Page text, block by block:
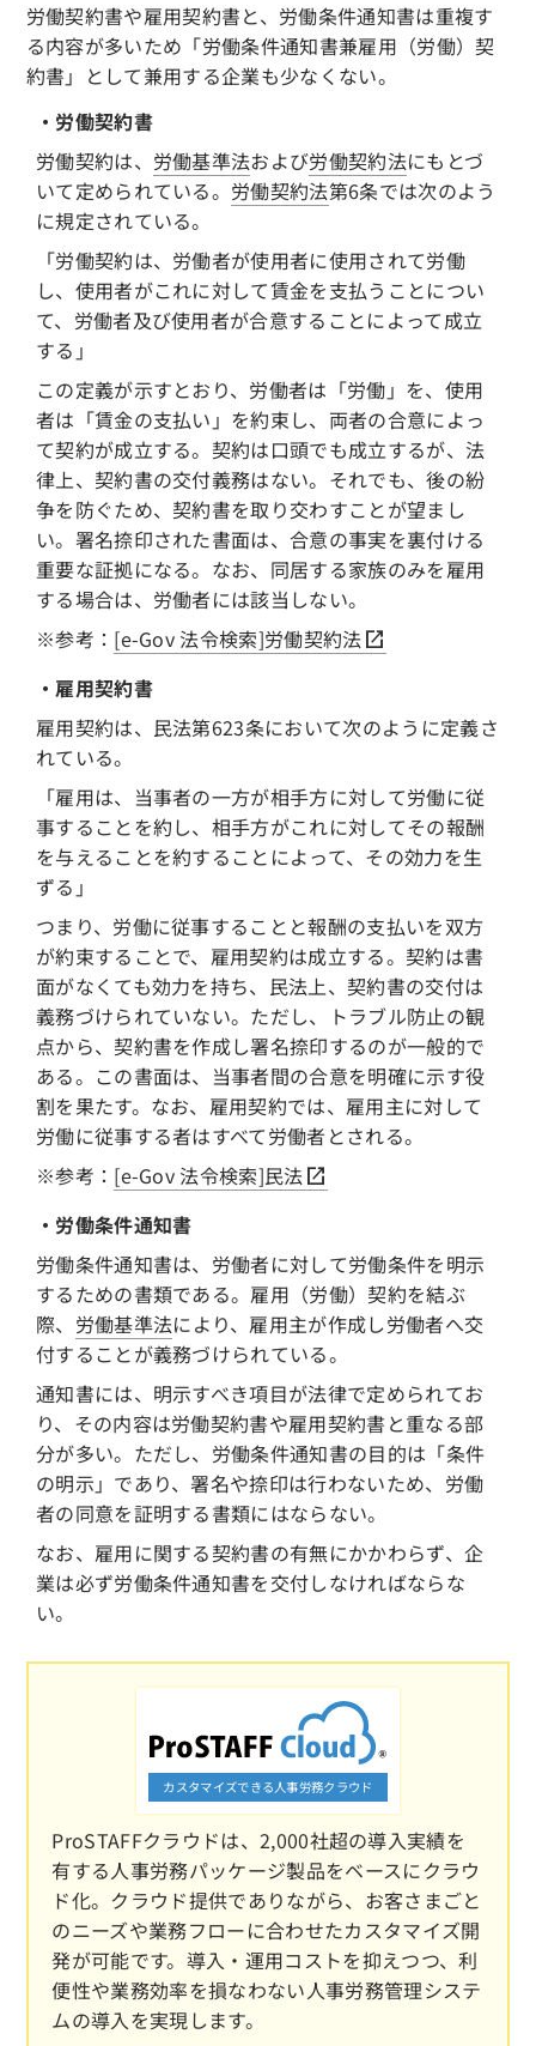
労働契約書や雇用契約書と、労働条件通知書は重複す
る内容が多いため「労働条件通知書兼雇用（労働）契
約書」として兼用する企業も少なくない。
・労働契約書
労働契約は、 労働基準法および労働契約法にもとづ
いて定められている。 労働契約法第6条では次のよう
に規定されている。
「労働契約は、労働者が使用者に使用されて労働
し、使用者がこれに対して賃金を支払うことについ
て、労働者及び使用者が合意することによって成立
する」
この定義が示すとおり、労働者は「労働」を、使用
者は「賃金の支払い」を約束し、両者の合意によっ
て契約が成立する。契約は口頭でも成立するが、法
律上、契約書の交付義務はない。それでも、後の紛
争を防ぐため、契約書を取り交わすことが望まし
い。署名捺印された書面は、合意の事実を裏付ける
重要な証拠になる。なお、同居する家族のみを雇用
する場合は、労働者には該当しない。
※参考： [e-Gov 法令検索]労働契約法
・雇用契約書
雇用契約は、民法第623条において次のように定義さ
れている。
「雇用は、当事者の一方が相手方に対して労働に従
事することを約し、相手方がこれに対してその報酬
を与えることを約することによって、その効力を生
ずる」
つまり、労働に従事することと報酬の支払いを双方
が約束することで、雇用契約は成立する。契約は書
面がなくても効力を持ち、民法上、契約書の交付は
義務づけられていない。ただし、トラブル防止の観
点から、契約書を作成し署名捺印するのが一般的で
ある。この書面は、当事者間の合意を明確に示す役
割を果たす。なお、雇用契約では、雇用主に対して
労働に従事する者はすべて労働者とされる。
※参考： [e-Gov 法令検索]民法
・労働条件通知書
労働条件通知書は、労働者に対して労働条件を明示
するための書類である。雇用（労働）契約を結ぶ
際、 労働基準法により、雇用主が作成し労働者へ交
付することが義務づけられている。
通知書には、明示すべき項目が法律で定められてお
り、その内容は労働契約書や雇用契約書と重なる部
分が多い。ただし、労働条件通知書の目的は「条件
の明示」であり、署名や捺印は行わないため、労働
者の同意を証明する書類にはならない。
なお、雇用に関する契約書の有無にかかわらず、企
業は必ず労働条件通知書を交付しなければならな
い。
カスタマイズできる人事労務クラウド
ProSTAFFクラウドは、2,000社超の導入実績を
有する人事労務パッケージ製品をベースにクラウ
ド化。クラウド提供でありながら、お客さまごと
のニーズや業務フローに合わせたカスタマイズ開
発が可能です。導入・運用コストを抑えつつ、利
便性や業務効率を損なわない人事労務管理システ
ムの導入を実現します。